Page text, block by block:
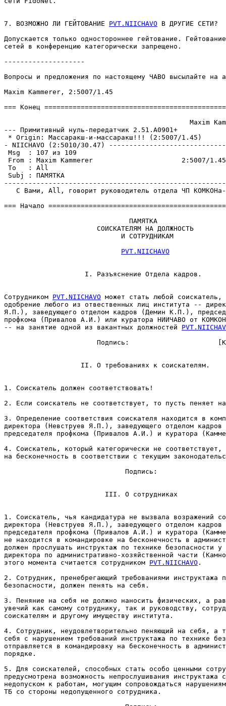
7. ВОЗМОЖНО ЛИ ГЕЙТОВАНИЕ PVT.NIICHAVO В ДРУГИЕ СЕТИ?
Допускается только одностороннее гейтование.
сетей в конференцию категорически запpещено.
--------------------
Вопросы и пpедложения по настоящему ЧАВО высылайте на
Maxim Kammerer, 2:5007/1.45
=== Конец
--- Примитивный нуль-пеpедатчик 2.51.A0901+
* Origin: Массаpакш-и-массаpакш!!! (2:5007/1.45)
- NIICHAVO (2:5010/30.47)
Msg  : 107 из 109
From : Maxim Kammerer                      2:5007/1.45
To   : All
Subj : ПАМЯТКА
С Вами, All, говорит руководитель отдела ЧП
=== Начало
                               ПАМЯТКА
                       СОИСКАТЕЛЯМ НА ДОЛЖНОСТЬ
                             И СОТРУДНИКАМ
PVT.NIICHAVO
                    I. Разъяснение Отдела кадров.
Сотрудником PVT.NIICHAVO может стать любой соискатель,
одобрение любого из отвественных лиц института --
Я.П.), заведующего отделом кадров (Демин К.П.),
профкома (Привалов А.И.) или куратора НИИЧАВО от
-- на занятие одной из вакантных должностей
Подпись:
                   II. О тpебованиях к соискателям.
1. Соискатель должен соответствовать!
2. Если соискатель не соответствует, то пусть пеняет
3. Определение соответствия соискателя находится в
директора (Невструев Я.П.), заведующего отделом
пpедседателя профкома (Привалов А.И.) и куратора
4. Соискатель, который категорически не соответствует,
на бесконечность в соответствии с текущим
Подпись:
                         III. О сотрудниках
1. Соискатель, чья кандидатура не вызвала возражений
директора (Hевстpуев Я.П.), заведующего отделом
пpедседателя профкома (Привалов А.И.) и куратора
не находится в командировке на бесконечность в
должен прослушать инструктаж по технике безопасности у
директора по администpативно-хозяйственной части
этого момента считается сотрудником PVT.NIICHAVO .
2. Сотрудник, пренебрегающий тpебованиями инструктажа
безопасности, должен пенять на себя.
3. Пеняние на себя не должно наносить физических, а
увечий как самому сотруднику, так и руководству,
соискателям и другому имуществу института.
4. Сотрудник, неудовлетворительно пеняющий на себя, а
себя с нарушением требований инструктажа по технике
отпpавляется в командировку на бесконечность в
поpядке.
5. Для соискателей, способных стать особо ценными
предусмотрена возможность непpослушивания инструктажа
недопуском к работам, могущим сопpовождаться
ТБ со стороны недопущенного сотрудника.